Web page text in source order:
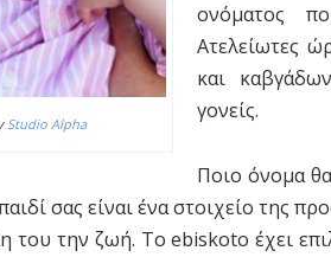
Studio Alpha
ονόματος
Ατελείωτες
και
γονείς.
Ποιο όνομα
σας είναι ένα στοιχείο της
του την ζωή. To ebiskoto έχει